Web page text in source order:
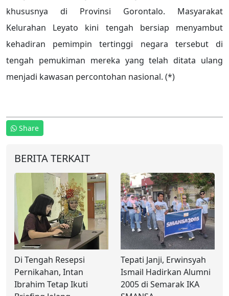
khususnya di Provinsi Gorontalo. Masyarakat
Kelurahan Leyato kini tengah bersiap menyambut
kehadiran pemimpin tertinggi negara tersebut di
tengah pemukiman mereka yang telah ditata ulang
menjadi kawasan percontohan nasional. (*)
Share
BERITA TERKAIT
Di Tengah Resepsi
Pernikahan, Intan
Ibrahim Tetap Ikuti
Tepati Janji, Erwinsyah
Ismail Hadirkan Alumni
2005 di Semarak IKA